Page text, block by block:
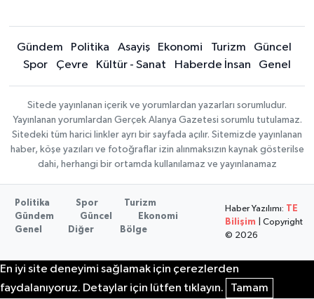
Gündem Politika Asayiş Ekonomi Turizm
Güncel
Spor
Çevre Kültür - Sanat Haberde İnsan Genel
Sitede yayınlanan içerik ve yorumlardan yazarları sorumludur.
Yayınlanan yorumlardan Gerçek Alanya Gazetesi sorumlu tutulamaz.
Sitedeki tüm harici linkler ayrı bir sayfada açılır. Sitemizde yayınlanan
haber, köşe yazıları ve fotoğraflar izin alınmaksızın kaynak gösterilse
dahi, herhangi bir ortamda kullanılamaz ve yayınlanamaz
Politika Spor
Turizm
Gündem
Güncel
Ekonomi
Genel
Diğer Bölge
Haber Yazılımı: TE
Bilişim | Copyright
© 2026
En iyi site deneyimi sağlamak için çerezlerden
faydalanıyoruz. Detaylar için lütfen tıklayın.
Tamam